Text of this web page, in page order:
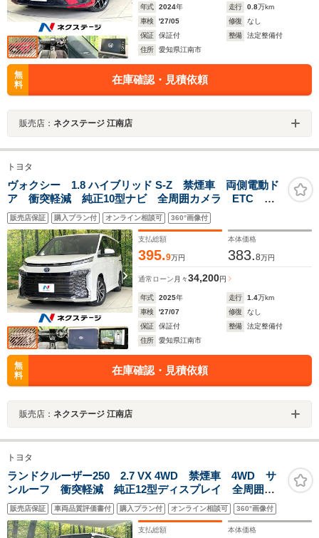
年式 2024年 走行 0.8万km
車検
'27/05 修復
なし
保証
保証付 整備
法定整備付
住所
愛知県江南市
無
料
在庫確認・見積依頼
販売店： ネクステージ 江南店
トヨタ
ヴォクシー 1.8 ハイブリッド S-Z 禁煙車 両側電動ド
ア 衝突軽減 純正10型ナビ 全周囲カメラ ETC レ
ーダークルーズ コーナーセンサー シートヒーター
車線逸脱警報 LEDヘッド オートライト リヤオート
エアコン フルセグ
販売店保証 購入プラン付 オンライン相談可 360°画像付
支払総額
395.9万円
本体価格
383.8万円
通常ローン 月々34,200円
年式 2025年 走行 1.4万km
車検
'27/07 修復
なし
保証
保証付 整備
法定整備付
住所
愛知県江南市
無
料
在庫確認・見積依頼
販売店： ネクステージ 江南店
トヨタ
ランドクルーザー250 2.7 VX 4WD 禁煙車 4WD サ
ンルーフ 衝突軽減 純正12型ディスプレイ 全周囲カ
メラ ETC レーダークルーズ コーナーセンサー パ
ワーバックドア シートエアコン デジタルインナーミ
ラー ステアリングヒーター
販売店保証 車両品質評価書付 購入プラン付 オンライン相談可 360°画像付
支払総額 本体価格